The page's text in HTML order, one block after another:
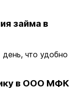
займа в
день, что удобно
в ООО МФК